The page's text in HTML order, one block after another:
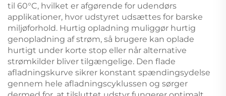
til 60°C, hvilket er afgørende for udendørs
applikationer, hvor udstyret udsættes for barske
miljøforhold. Hurtig opladning muliggør hurtig
genopladning af strøm, så brugere kan oplade
hurtigt under korte stop eller når alternative
strømkilder bliver tilgængelige. Den flade
afladningskurve sikrer konstant spændingsydelse
gennem hele afladningscyklussen og sørger